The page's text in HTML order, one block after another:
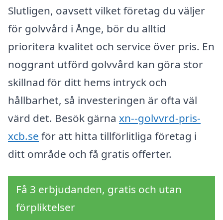
Slutligen, oavsett vilket företag du väljer
för golvvård i Ånge, bör du alltid
prioritera kvalitet och service över pris. En
noggrant utförd golvvård kan göra stor
skillnad för ditt hems intryck och
hållbarhet, så investeringen är ofta väl
värd det. Besök gärna xn--golvvrd-pris-
xcb.se för att hitta tillförlitliga företag i
ditt område och få gratis offerter.
Få 3 erbjudanden, gratis och utan
förpliktelser